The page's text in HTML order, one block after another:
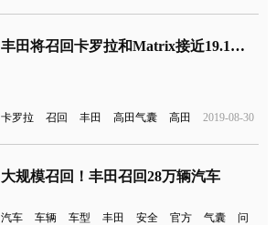
丰田将召回卡罗拉和Matrix接近19.1万辆 因高田气囊影响持续！
卡罗拉 召回 丰田 高田气囊 高田 2019-08-30
大规模召回！丰田召回28万辆汽车
汽车 车辆 车型 丰田 安全 官方 气囊
问